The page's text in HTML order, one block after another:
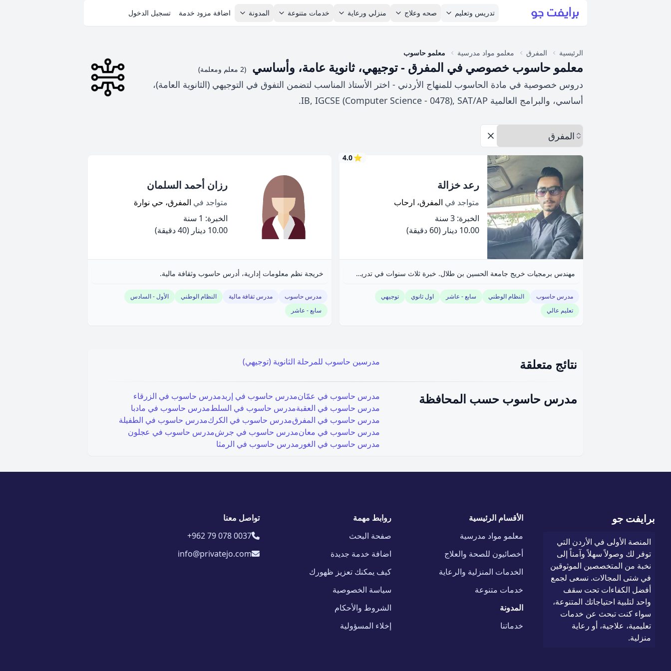
تدريس وتعليم صحه وعلاج منزلي ورعاية خدمات متنوعة المدونة اضافة مزود خدمة تسجيل الدخول
الرئيسية المفرق معلمو مواد مدرسية معلمو حاسوب
معلمو حاسوب خصوصي في المفرق - توجيهي، ثانوية عامة، وأساسي (2 معلم ومعلمة)
دروس خصوصية في مادة الحاسوب للمنهاج الأردني - اختر الأستاذ المناسب لتضمن التفوق في التوجيهي (الثانوية العامة)،
أساسي، والبرامج العالمية IB, IGCSE (Computer Science - 0478), SAT/AP.
اختر المحافظة
إزالة الخيارات
⭐
4.0
رعد خزالة
متواجد في المفرق، ارحاب
الخبرة: 3 سنة
10.00 دينار
(60 دقيقة)
مهندس برمجيات خريج جامعة الحسين بن طلال. خبرة ثلاث سنوات في تدريس البرمجة. حاصل على دورات تدريسية ومهارات تطبيقية.
مدرس حاسوب النظام الوطني سابع - عاشر اول ثانوي
توجيهي
تعليم عالي
رزان أحمد السلمان
متواجد في المفرق، حي نوارة
الخبرة: 1 سنة
10.00 دينار
(40 دقيقة)
خريجة نظم معلومات إدارية، أدرس حاسوب وثقافة مالية.
مدرس حاسوب مدرس ثقافة مالية النظام الوطني
الأول - السادس
سابع - عاشر
نتائج متعلقة مدرسين حاسوب للمرحلة الثانوية (توجيهي)
مدرس حاسوب حسب المحافظة مدرس حاسوب في عمّانمدرس حاسوب في إربدمدرس حاسوب في الزرقاء
مدرس حاسوب في العقبةمدرس حاسوب في السلطمدرس حاسوب في مادبا
مدرس حاسوب في المفرقمدرس حاسوب في الكركمدرس حاسوب في الطفيلة
مدرس حاسوب في معانمدرس حاسوب في جرشمدرس حاسوب في عجلون
مدرس حاسوب في الغور مدرس حاسوب في الرمثا
برايفت جو
المنصة الأولى في الأردن التي
توفر لك وصولاً سهلاً وآمناً إلى
نخبة من المتخصصين الموثوقين
في شتى المجالات. نسعى لجمع
أفضل الكفاءات تحت سقف
واحد لتلبية احتياجاتك المتنوعة،
سواء كنت تبحث عن خدمات
تعليمية، علاجية، أو رعاية
منزلية.
الأقسام الرئيسية
معلمو مواد مدرسية
أخصائيون للصحة والعلاج
الخدمات المنزلية والرعاية
خدمات متنوعة
المدونة
خدماتنا
روابط مهمة
صفحة البحث
اضافة خدمة جديدة
كيف يمكنك تعزيز ظهورك
سياسة الخصوصية
الشروط والأحكام
إخلاء المسؤولية
تواصل معنا
+962 79 078 0037
info@privatejo.com